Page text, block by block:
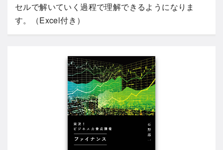
セルで解いていく過程で理解できるようになりま
す。（Excel付き）